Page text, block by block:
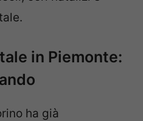
in Piemonte:
ha già